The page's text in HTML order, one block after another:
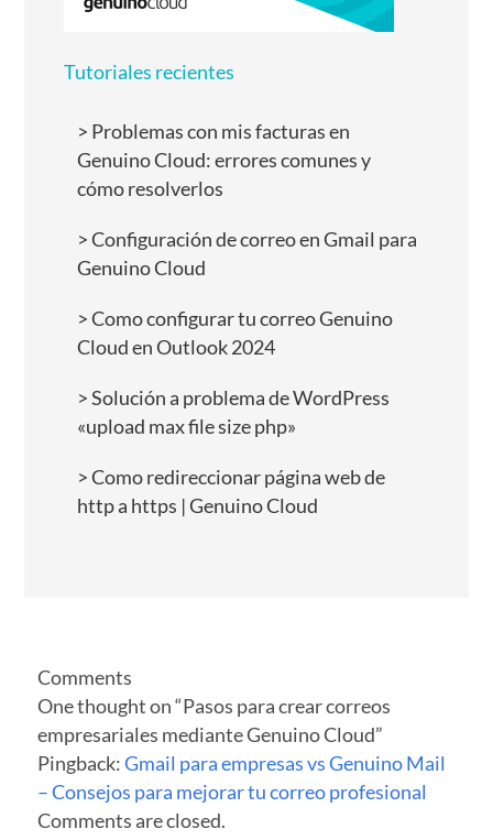
Tutoriales recientes
Problemas con mis facturas en
Genuino Cloud: errores comunes y
cómo resolverlos
Configuración de correo en Gmail para
Genuino Cloud
Como configurar tu correo Genuino
Cloud en Outlook 2024
Solución a problema de WordPress
«upload max file size php»
Como redireccionar página web de
http a https | Genuino Cloud
Comments
One thought on “Pasos para crear correos
empresariales mediante Genuino Cloud”
Pingback:Gmail para empresas vs Genuino Mail
– Consejos para mejorar tu correo profesional
Comments are closed.